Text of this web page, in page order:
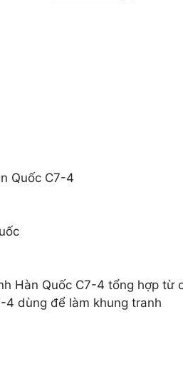
Quốc C7-4
Hàn Quốc C7-4 tổng hợp từ
4 dùng để làm khung tranh